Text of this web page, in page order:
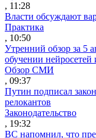
, 11:28
Власти обсуждают
Практика
, 10:50
Утренний обзор за 5
обучении
Обзор СМИ
, 09:37
Путин подписал
релокантов
Законодательство
, 19:32
ВС напомнил, что